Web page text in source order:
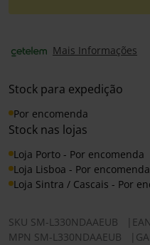
Mais Informações
Stock para expedição
Por encomenda
Stock nas lojas
Loja Porto - Por encomenda
Loja Lisboa - Por encomenda
Loja Sintra / Cascais - Por
SKU SM-L330NDAAEUB EAN
MPN SM-L330NDAAEUB